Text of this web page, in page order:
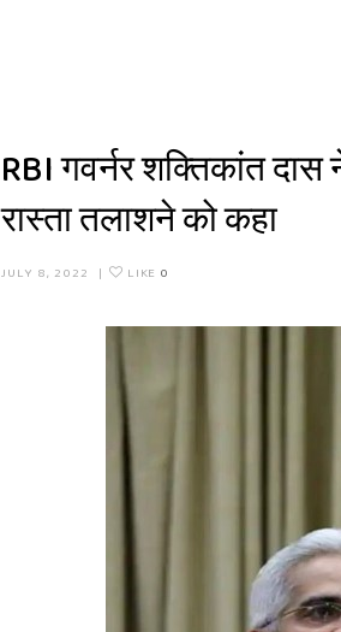
RBI गवर्नर शक्तिकांत
रास्ता तलाशने को कहा
JULY 8, 2022 | LIKE 0